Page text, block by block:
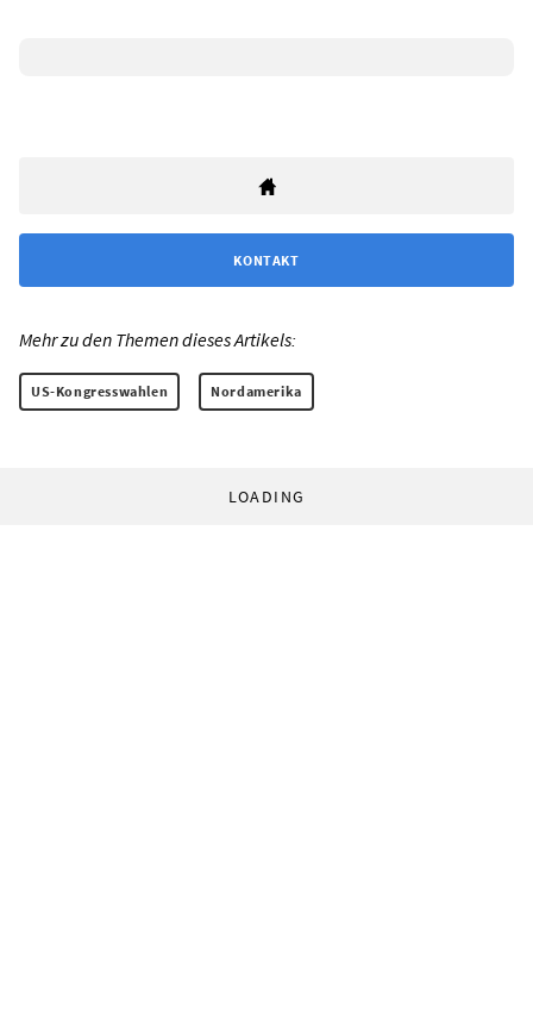
KONTAKT
Mehr zu den Themen dieses Artikels:
US-Kongresswahlen Nordamerika
LOADING